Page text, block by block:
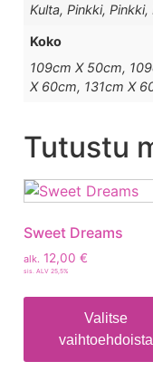
Kulta, Pinkki,
Koko
109cm X 50cm,
X 60cm, 131cm X
Tutustu
Sweet Dreams
alk. 12,00 €
sis. ALV 25,5%
Valitse
vaihtoehdoista